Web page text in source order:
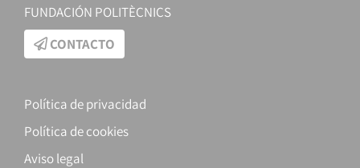
FUNDACIÓN POLITÈCNICS
CONTACTO
Política de privacidad
Política de cookies
Aviso legal